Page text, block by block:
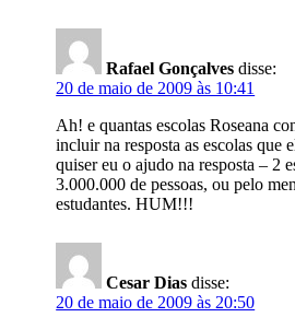
Rafael Gonçalves disse:
20 de maio de 2009 às 10:41
Ah! e quantas escolas Roseana
incluir na resposta as escolas que
quiser eu o ajudo na resposta – 2
3.000.000 de pessoas, ou pelo
estudantes. HUM!!!
Cesar Dias disse:
20 de maio de 2009 às 20:50